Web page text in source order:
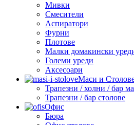
Мивки
Смесители
Аспиратори
Фурни
Плотове
Малки домакински
Големи уреди
Аксесоари
Маси и
Трапезни / холни / бар
Трапезни / бар столове
Офис
Бюра